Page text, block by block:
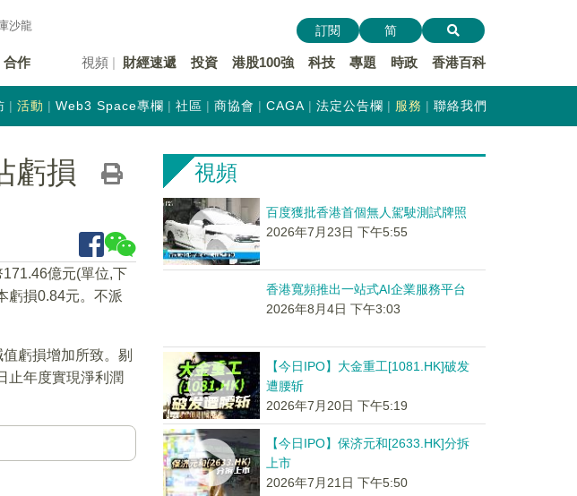
沙龍
合作 視頻 財經速遞 投資 港股100強 科技 專題 時政 香港百科
訂閱 简
活動 Web3 Space專欄 社區 商協會 CAGA 法定公告欄 服務 聯絡我們
虧損
億元(單位,下
虧損0.84元。不派
虧損增加所致。剔
止年度實現淨利潤
視頻
百度獲批香港首個無人駕駛測試牌照
2026年7月23日 下午5:55
香港寬頻推出一站式AI企業服務平台
2026年8月4日 下午3:03
【今日IPO】大金重工[1081.HK]破发
遭腰斩
2026年7月20日 下午5:19
【今日IPO】保济元和[2633.HK]分拆
上市
2026年7月21日 下午5:50